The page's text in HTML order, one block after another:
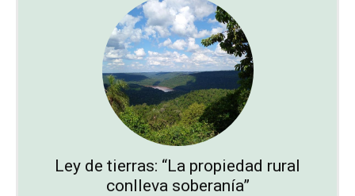
Ley de tierras: “La propiedad rural
conlleva soberanía”